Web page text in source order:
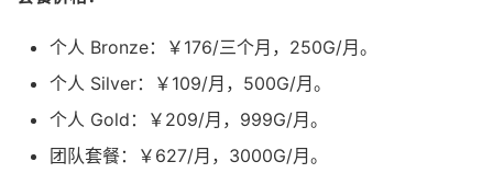
个人 Bronze：￥176/三个月，250G/月。
个人 Silver：￥109/月，500G/月。
个人 Gold：￥209/月，999G/月。
团队套餐：￥627/月，3000G/月。